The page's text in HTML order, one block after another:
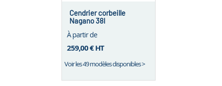
Cendrier corbeille
Nagano 38l
À partir de
259,00 €HT
Voir les 49 modèles disponibles >